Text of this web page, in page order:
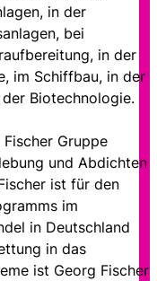
in der
bei
in der
im Schiffbau, in der
Biotechnologie.
Gruppe
und Abdichten
ist für den
im
in Deutschland
in das
ist Georg Fischer